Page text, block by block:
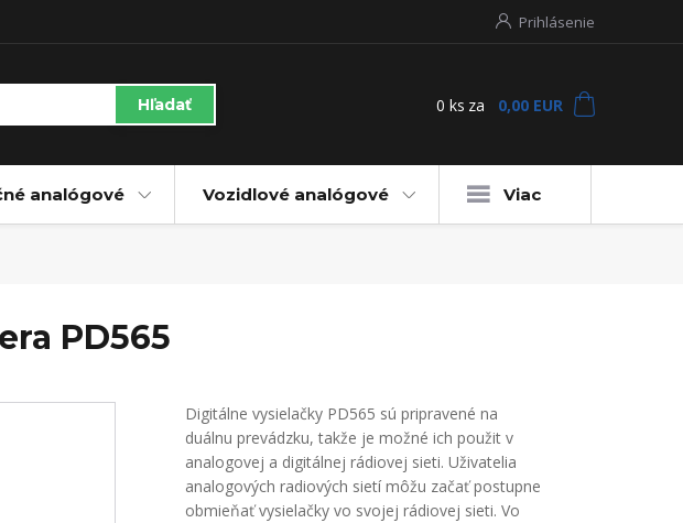
Prihlásenie
Hľadať 0 ks za 0,00 EUR
analógové Vozidlové analógové Viac
PD565
Digitálne vysielačky PD565 sú pripravené na
duálnu prevádzku, takže je možné ich použit v
analogovej a digitálnej rádiovej sieti. Uživatelia
analogových radiových sietí môžu začať postupne
obmieňať vysielačky vo svojej rádiovej sieti. Vo